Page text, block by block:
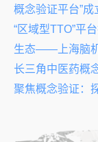
概念验证平台”成
“区域型TTO”平
生态——上海脑机
长三角中医药概
聚焦概念验证：